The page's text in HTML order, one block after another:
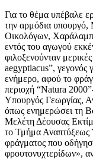
Για το θέμα υπέβαλε
την αρμόδια
Οικολόγων,
εντός του αγωγού
φιλοξενούνταν
aegyptiacus”, γεγονός
ενήμερο, αφού το
περιοχή “Natura
Υπουργός Γεωργίας,
όπως ενημερώσει τη
Μελέτη Δέουσας
το Τμήμα Αναπτύξεως
φράγματος που
φρουτονυχτερίδων»,